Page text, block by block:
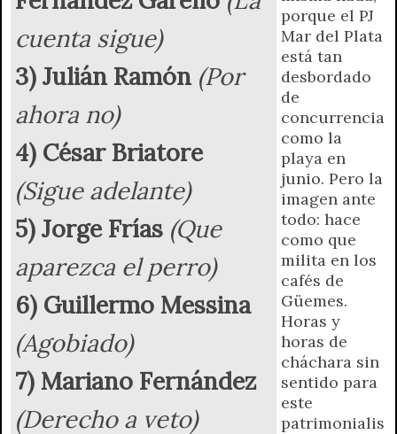
y
cuenta sigue)
3) Julián Ramón (Por
ahora no)
4) César Briatore
(Sigue adelante)
5) Jorge Frías (Que
aparezca el perro)
6) Guillermo Messina
(Agobiado)
7) Mariano Fernández
(Derecho a veto)
porque el PJ
Mar del Plata
está tan
desbordado
de
concurrencia
como la
playa en
junio. Pero la
imagen ante
todo: hace
como que
milita en los
cafés de
Güemes.
Horas y
horas de
cháchara sin
sentido para
este
patrimonialis